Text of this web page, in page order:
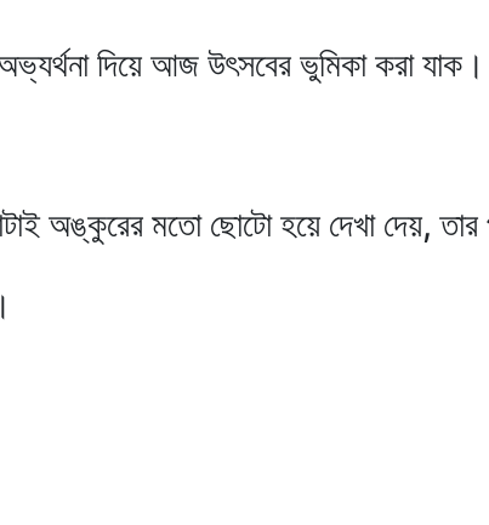
দিয়ে আজ উৎসবের ভুমিকা করা যাক।
অঙ্কুরের মতো ছোটো হয়ে দেখা দেয়, তার